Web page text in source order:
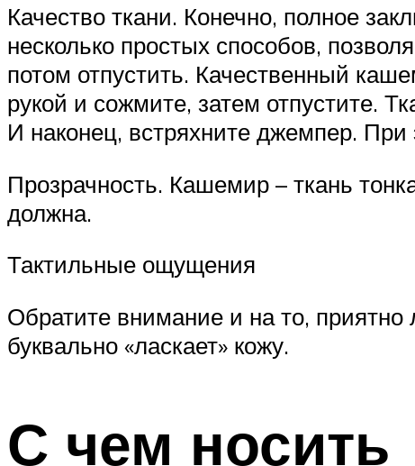
Качество ткани. Конечно, полное
несколько простых способов,
потом отпустить. Качественный
рукой и сожмите, затем отпустите.
И наконец, встряхните джемпер. При
Прозрачность. Кашемир – ткань
должна.
Тактильные ощущения
Обратите внимание и на то,
буквально «ласкает» кожу.
С чем носить